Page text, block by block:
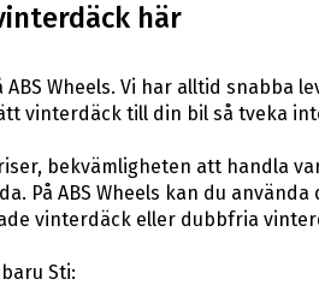
här
Wheels. Vi har alltid snabba
vinterdäck till din bil så tveka
bekvämligheten att handla
På ABS Wheels kan du
vinterdäck eller dubbfria
Sti: